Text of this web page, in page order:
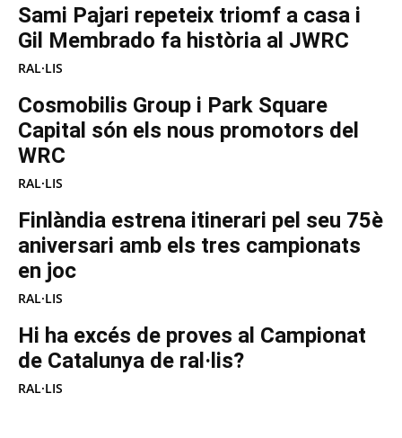
Sami Pajari repeteix triomf a casa i
Gil Membrado fa història al JWRC
RAL·LIS
Cosmobilis Group i Park Square
Capital són els nous promotors del
WRC
RAL·LIS
Finlàndia estrena itinerari pel seu 75è
aniversari amb els tres campionats
en joc
RAL·LIS
Hi ha excés de proves al Campionat
de Catalunya de ral·lis?
RAL·LIS